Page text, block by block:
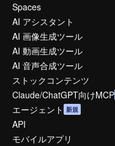
Spaces
AI アシスタント
AI 画像生成ツール
AI 動画生成ツール
AI 音声合成ツール
ストックコンテンツ
Claude/ChatGPT向けMCP
エージェント 新規
API
モバイルアプリ